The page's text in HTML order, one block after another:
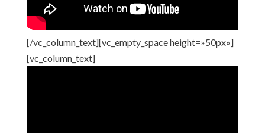
[/vc_column_text][vc_empty_space height=»50px»]
[vc_column_text]